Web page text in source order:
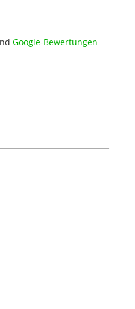
Google-Bewertungen